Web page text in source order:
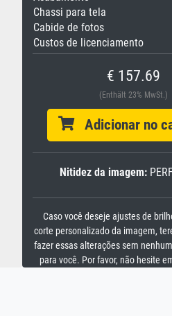
Chassi para tela
Cabide de fotos
Custos de licenciamento
€ 157.69
(Enthält 23% MwSt.)
Adicionar no
Nitidez da imagem:
Caso você deseje ajustes de
corte personalizado da imagem,
fazer essas alterações sem
para você. Por favor, não hesite